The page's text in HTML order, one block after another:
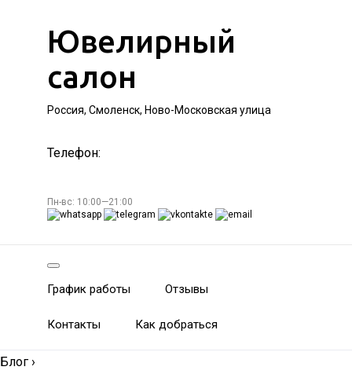
Ювелирный
салон
Россия, Смоленск, Ново-Московская улица
Телефон:
Пн-вс: 10:00—21:00
График работы Отзывы
Контакты Как добраться
Блог ›